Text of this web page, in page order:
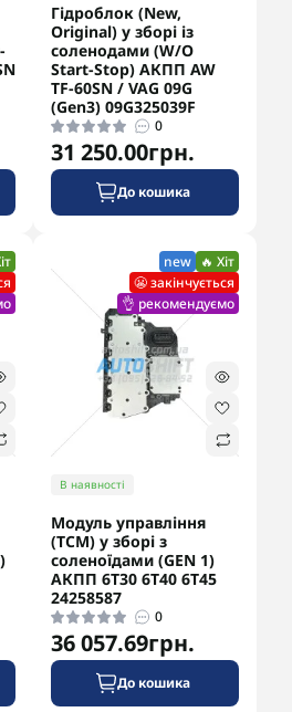
Гідроблок (New,
Original) у зборі із
соленодами (W/O
Start-Stop) АКПП AW
TF-60SN / VAG 09G
(Gen3) 09G325039F
0
31 250.00грн.
До кошика
new 🔥 Хіт
😬 закінчується
👌 рекомендуємо
В наявності
Модуль управління
(TCM) у зборі з
соленоїдами (GEN 1)
АКПП 6T30 6T40 6T45
24258587
0
36 057.69грн.
До кошика